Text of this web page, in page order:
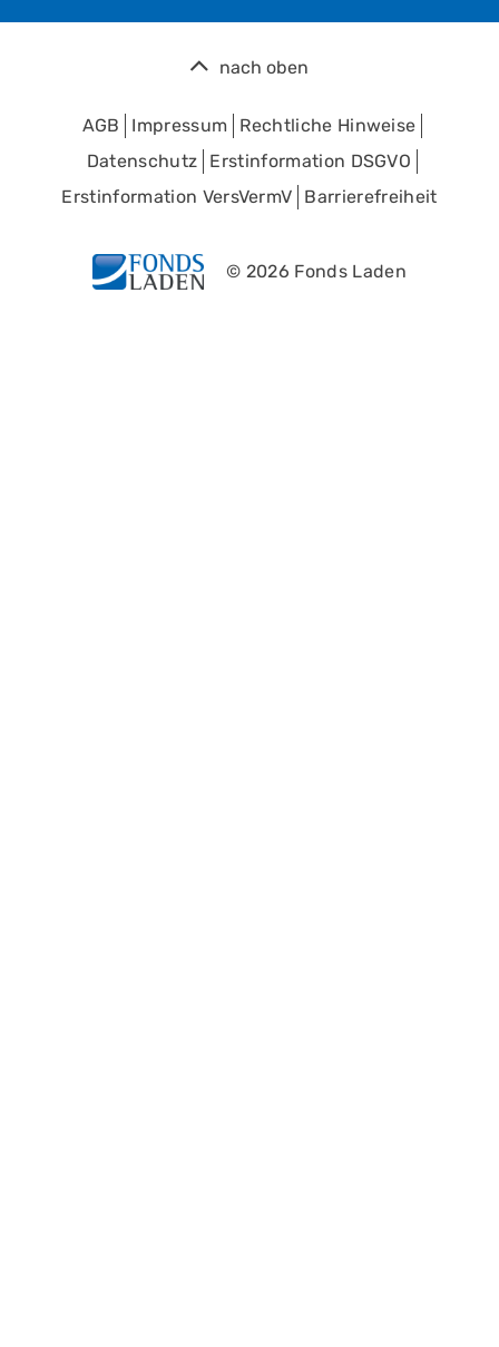
nach oben
AGB Impressum
Rechtliche Hinweise
Datenschutz
Erstinformation DSGVO
Erstinformation VersVermV
Barrierefreiheit
© 2026 Fonds Laden